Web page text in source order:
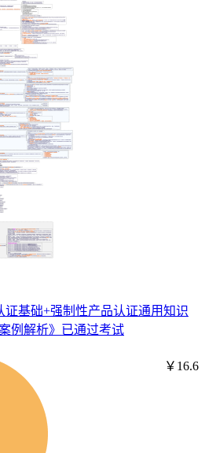
证基础+强制性产品认证通用知识
例解析》已通过考试
￥16.6